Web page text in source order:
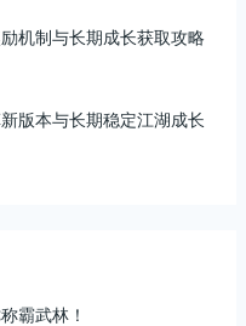
机制与长期成长获取攻略
版本与长期稳定江湖成长
霸武林！